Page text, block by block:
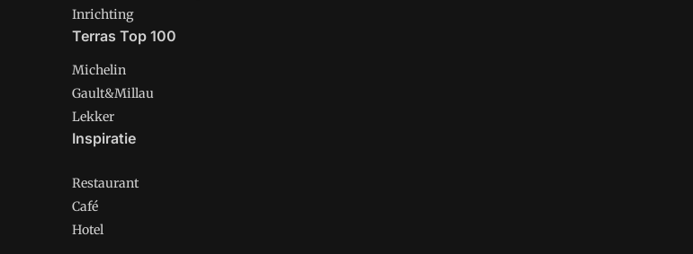
Inrichting
Terras Top 100
Michelin
Gault&Millau
Lekker
Inspiratie
Restaurant
Café
Hotel